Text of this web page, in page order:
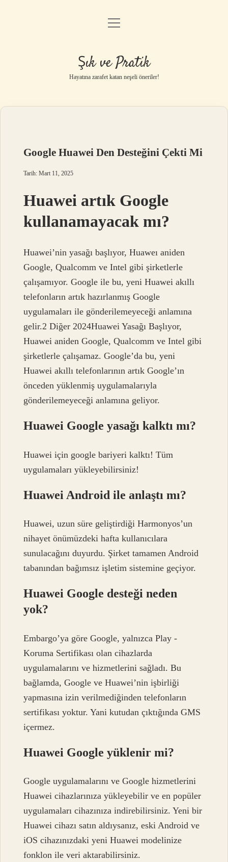
Anasayfa
Yasal Uyarı
menüyü
Şık ve Pratik
Hayatına zarafet katan neşeli öneriler!
Google Huawei Den Desteğini Çekti Mi
Tarih: Mart 11, 2025
Huawei artık Google
kullanamayacak mı?
Huawei’nin yasağı başlıyor, Huaweı aniden
Google, Qualcomm ve Intel gibi şirketlerle
çalışamıyor. Google ile bu, yeni Huawei akıllı
telefonların artık hazırlanmış Google
uygulamaları ile gönderilemeyeceği anlamına
gelir.2 Diğer 2024Huawei Yasağı Başlıyor,
Huawei aniden Google, Qualcomm ve Intel gibi
şirketlerle çalışamaz. Google’da bu, yeni
Huawei akıllı telefonlarının artık Google’ın
önceden yüklenmiş uygulamalarıyla
gönderilemeyeceği anlamına geliyor.
Huawei Google yasağı kalktı mı?
Huawei için google bariyeri kalktı! Tüm
uygulamaları yükleyebilirsiniz!
Huawei Android ile anlaştı mı?
Huawei, uzun süre geliştirdiği Harmonyos’un
nihayet önümüzdeki hafta kullanıcılara
sunulacağını duyurdu. Şirket tamamen Android
tabanından bağımsız işletim sistemine geçiyor.
Huawei Google desteği neden
yok?
Embargo’ya göre Google, yalnızca Play -
Koruma Sertifikası olan cihazlarda
uygulamalarını ve hizmetlerini sağladı. Bu
bağlamda, Google ve Huawei’nin işbirliği
yapmasına izin verilmediğinden telefonların
sertifikası yoktur. Yani kutudan çıktığında GMS
içermez.
Huawei Google yüklenir mi?
Google uygulamalarını ve Google hizmetlerini
Huawei cihazlarınıza yükleyebilir ve en popüler
uygulamaları cihazınıza indirebilirsiniz. Yeni bir
Huawei cihazı satın aldıysanız, eski Android ve
iOS cihazınızdaki yeni Huawei modelinize
fonklon ile veri aktarabilirsiniz.